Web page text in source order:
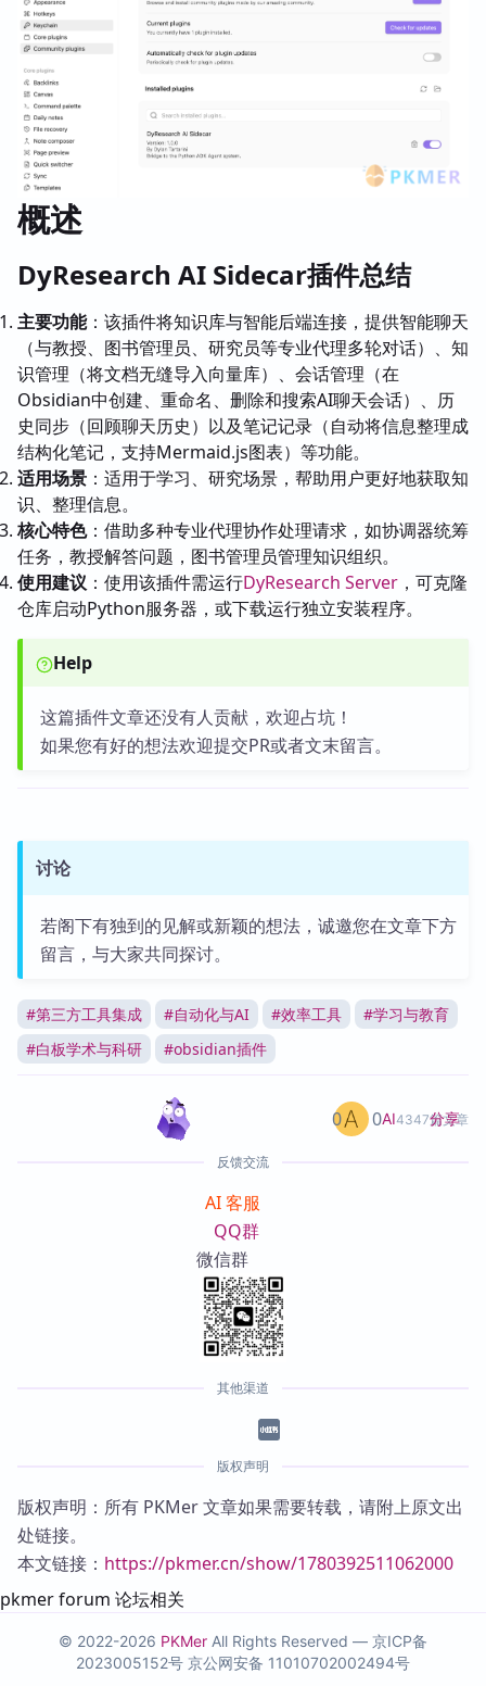
概述
DyResearch AI Sidecar插件总结
主要功能：该插件将知识库与智能后端连接，提供智能聊天
（与教授、图书管理员、研究员等专业代理多轮对话）、知
识管理（将文档无缝导入向量库）、会话管理（在
Obsidian中创建、重命名、删除和搜索AI聊天会话）、历
史同步（回顾聊天历史）以及笔记记录（自动将信息整理成
结构化笔记，支持Mermaid.js图表）等功能。
适用场景 ：适用于学习、研究场景，帮助用户更好地获取知
识、整理信息。
核心特色：借助多种专业代理协作处理请求，如协调器统筹
任务，教授解答问题，图书管理员管理知识组织。
使用建议 ：使用该插件需运行DyResearch Server ，可克隆
仓库启动Python服务器，或下载运行独立安装程序。
Help
这篇插件文章还没有人贡献，欢迎占坑！
如果您有好的想法欢迎提交PR或者文末留言。
讨论
若阁下有独到的见解或新颖的想法，诚邀您在文章下方
留言，与大家共同探讨。
#第三方工具集成 #自动化与AI #效率工具 #学习与教育
#白板学术与科研 #obsidian插件
AI4347篇文章
0 0 分享
反馈交流
AI 客服
QQ群
微信群
其他渠道
版权声明
版权声明：所有 PKMer 文章如果需要转载，请附上原文出
处链接。
本文链接： https://pkmer.cn/show/1780392511062000
pkmer forum 论坛相关
© 2022-2026 PKMer All Rights Reserved — 京ICP备
2023005152号 京公网安备 11010702002494号